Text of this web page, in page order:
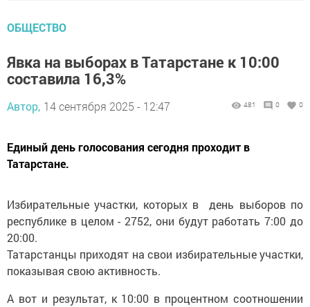
ОБЩЕСТВО
Явка на выборах в Татарстане к 10:00
составила 16,3%
Автор, 14 сентября 2025 - 12:47 481 0 0
Единый день голосования сегодня проходит в
Татарстане.
Избирательные участки, которых в день выборов по
республике в целом - 2752, они будут работать 7:00 до
20:00.
Татарстанцы приходят на свои избирательные участки,
показывая свою активность.
А вот и результат, к 10:00 в процентном соотношении